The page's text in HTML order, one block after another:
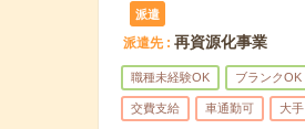
派遣
派遣先 再資源化事業
職種未経験OK ブランクOK
交費支給 車通勤可 大手